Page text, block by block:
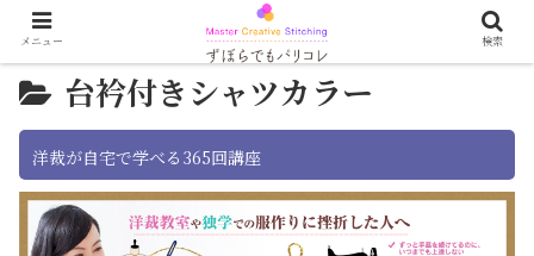
台衿付きシャツカラー
洋裁が自宅で学べる365回講座
メニュー 検索